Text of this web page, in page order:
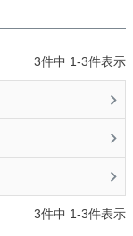
3件中 1-3件表示
3件中 1-3件表示